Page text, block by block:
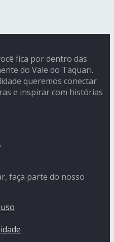
fica por dentro das
do Vale do Taquari.
queremos conectar
e inspirar com histórias
faça parte do nosso